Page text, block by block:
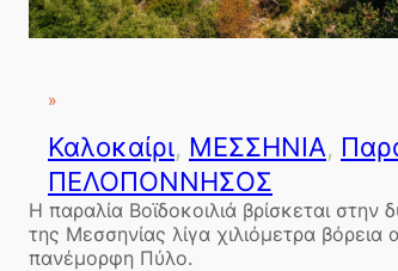
»
Καλοκαίρι, ΜΕΣΣΗΝΙΑ,
ΠΕΛΟΠΟΝΝΗΣΟΣ
Η παραλία Βοϊδοκοιλιά βρίσκεται στην
της Μεσσηνίας λίγα χιλιόμετρα βόρεια
πανέμορφη Πύλο.